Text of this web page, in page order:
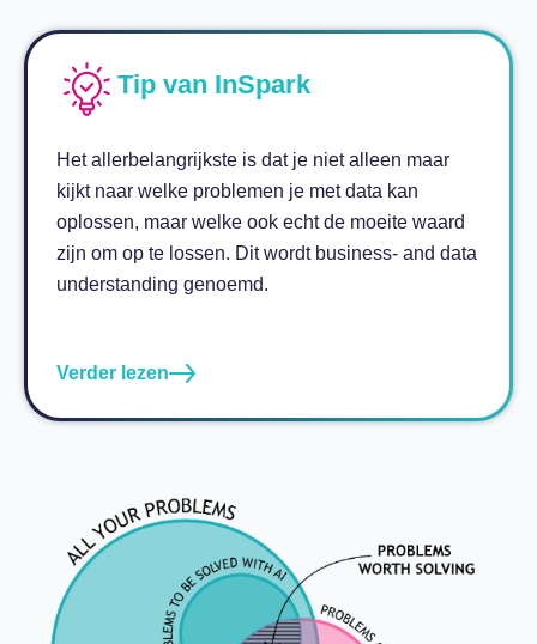
Tip van InSpark
Het allerbelangrijkste is dat je niet alleen maar
kijkt naar welke problemen je met data kan
oplossen, maar welke ook echt de moeite waard
zijn om op te lossen. Dit wordt business- and data
understanding genoemd.
Verder lezen